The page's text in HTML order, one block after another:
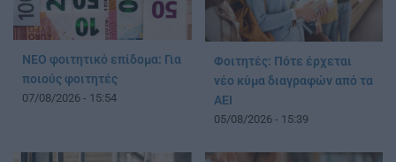
ΝΕΟ φοιτητικό επίδομα: Για
ποιούς φοιτητές
07/08/2026 - 15:54
Φοιτητές: Πότε έρχεται
νέο κύμα διαγραφών από τα
ΑΕΙ
05/08/2026 - 15:39